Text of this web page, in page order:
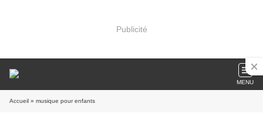
Publicité
MENU
Accueil » musique pour enfants